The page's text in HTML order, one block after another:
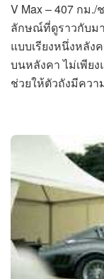
V Max – 407 กม./
ลักษณ์ที่ดูราวกับม
แบบเรียงหนึ่งหลั
บนหลังคา ไม่เพีย
ช่วยให้ตัวถังมีคว